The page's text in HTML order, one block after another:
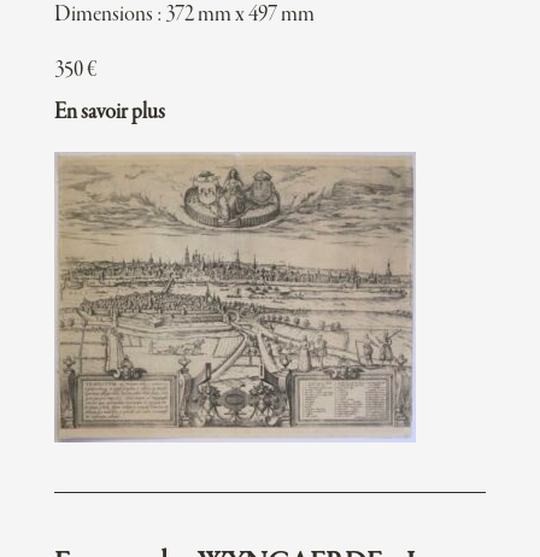
Dimensions : 372 mm x 497 mm
350€
En savoir plus